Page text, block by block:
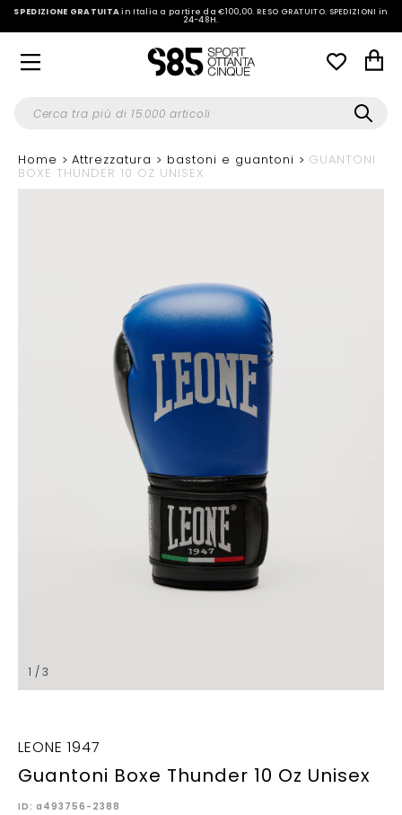
SPEDIZIONE GRATUITAin Italia a partire da €100,00.RESO GRATUITO. SPEDIZIONI in
24-48H.
Home Attrezzatura bastoni e guantoni GUANTONI
BOXE THUNDER 10 OZ UNISEX
1 / 3
LEONE 1947
Guantoni Boxe Thunder 10 Oz Unisex
ID: a493756-2388